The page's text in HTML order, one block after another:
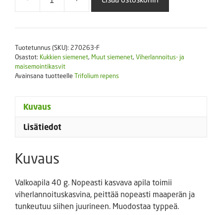
Valkoapila
g
400
määrä
Tuotetunnus (SKU): 270263-F
Osastot: Kukkien siemenet, Muut siemenet, Viherlannoitus- ja
maisemointikasvit
Avainsana tuotteelleTrifolium repens
Kuvaus
Lisätiedot
Kuvaus
Valkoapila 40 g. Nopeasti kasvava apila toimii
viherlannoituskasvina, peittää nopeasti maaperän ja
tunkeutuu siihen juurineen. Muodostaa typpeä.